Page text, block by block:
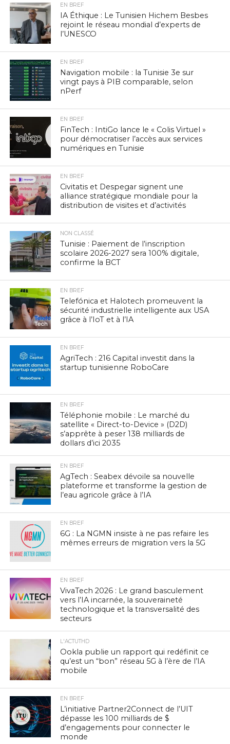
EN BREF
IA Éthique : Le Tunisien Hichem Besbes
rejoint le réseau mondial d’experts de
l’UNESCO
EN BREF
Navigation mobile : la Tunisie 3e sur
vingt pays à PIB comparable, selon
nPerf
EN BREF
FinTech : IntiGo lance le « Colis Virtuel »
pour démocratiser l’accès aux services
numériques en Tunisie
EN BREF
Civitatis et Despegar signent une
alliance stratégique mondiale pour la
distribution de visites et d’activités
NON CLASSÉ
Tunisie : Paiement de l’inscription
scolaire 2026-2027 sera 100% digitale,
confirme la BCT
EN BREF
Telefónica et Halotech promeuvent la
sécurité industrielle intelligente aux USA
grâce à l’IoT et à l’IA
EN BREF
AgriTech : 216 Capital investit dans la
startup tunisienne RoboCare
EN BREF
Téléphonie mobile : Le marché du
satellite « Direct-to-Device » (D2D)
s’apprête à peser 138 milliards de
dollars d’ici 2035
EN BREF
AgTech : Seabex dévoile sa nouvelle
plateforme et transforme la gestion de
l’eau agricole grâce à l’IA
EN BREF
6G : La NGMN insiste à ne pas refaire les
mêmes erreurs de migration vers la 5G
EN BREF
VivaTech 2026 : Le grand basculement
vers l’IA incarnée, la souveraineté
technologique et la transversalité des
secteurs
L'ACTUTHD
Ookla publie un rapport qui redéfinit ce
qu’est un “bon” réseau 5G à l’ère de l’IA
mobile
EN BREF
L’initiative Partner2Connect de l’UIT
dépasse les 100 milliards de $
d’engagements pour connecter le
monde